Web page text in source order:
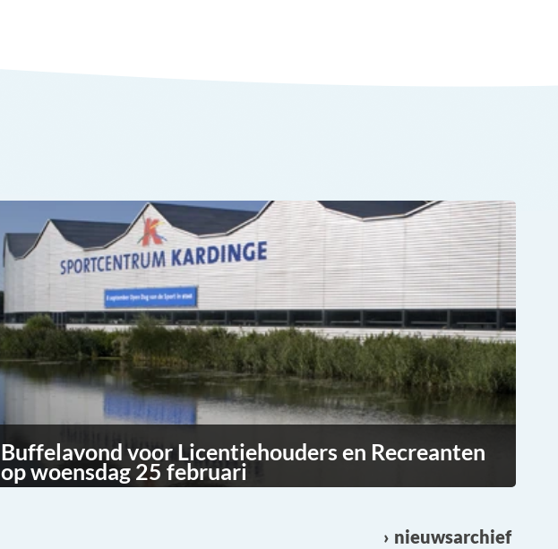
Buffelavond voor Licentiehouders en Recreanten
op woensdag 25 februari
nieuwsarchief